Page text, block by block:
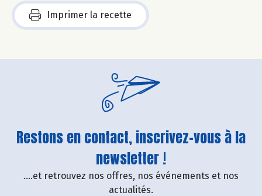
Imprimer la recette
Restons en contact, inscrivez-vous à la
newsletter !
....et retrouvez nos offres, nos événements et nos
actualités.